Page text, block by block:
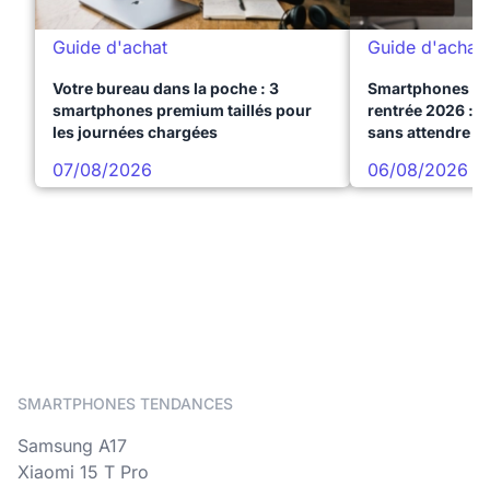
Guide d'achat
Votre bureau dans la poche : 3
smartphones premium taillés pour
les journées chargées
07/08/2026
Guide d'achat
Smartphones
rentrée 2026 :
sans attendre
06/08/2026
SMARTPHONES TENDANCES
Samsung A17
Xiaomi 15 T Pro